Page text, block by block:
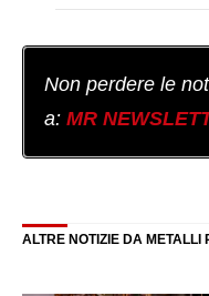
Non perdere le
a: MR
ALTRE NOTIZIE DA METALLI